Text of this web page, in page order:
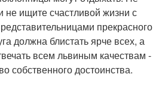
не ищите счастливой жизни с
прекрасного
должна блистать ярче всех, а
всем львиным качествам -
собственного достоинства.